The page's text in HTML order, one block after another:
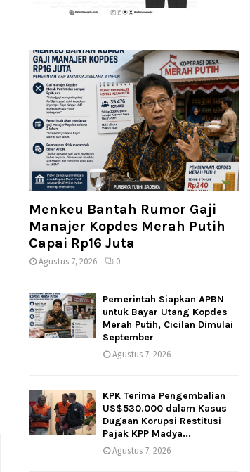
Menkeu Bantah Rumor Gaji
Manajer Kopdes Merah Putih
Capai Rp16 Juta
Agustus 7, 2026 0
Pemerintah Siapkan APBN
untuk Bayar Utang Kopdes
Merah Putih, Cicilan Dimulai
September
Agustus 7, 2026
KPK Terima Pengembalian
US$530.000 dalam Kasus
Dugaan Korupsi Restitusi
Pajak KPP Madya...
Agustus 7, 2026